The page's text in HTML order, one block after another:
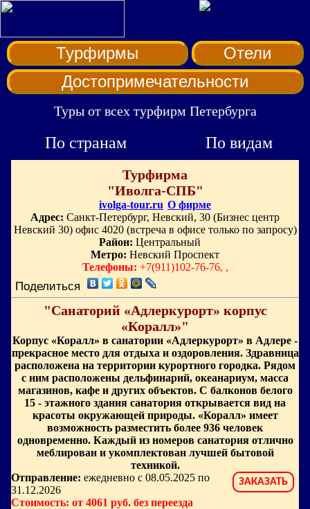
Турфирмы
Отели
Достопримечательности
Туры от всех турфирм Петербурга
По странам По видам
Турфирма
"Иволга-СПБ"
ivolga-tour.ru О фирме
Адрес: Санкт-Петербург, Невский, 30 (Бизнес центр
Невский 30) офис 4020 (встреча в офисе только по запросу)
Район: Центральный
Метро: Невский Проспект
Телефоны: +7(911)102-76-76, ,
Поделиться
"Санаторий «Адлеркурорт» корпус
«Коралл»"
Корпус «Коралл» в санатории «Адлеркурорт» в Адлере -
прекрасное место для отдыха и оздоровления. Здравница
расположена на территории курортного городка. Рядом
с ним расположены дельфинарий, океанариум, масса
магазинов, кафе и других объектов. С балконов белого
15 - этажного здания санатория открывается вид на
красоты окружающей природы. «Коралл» имеет
возможность разместить более 936 человек
одновременно. Каждый из номеров санатория отлично
меблирован и укомплектован лучшей бытовой
техникой.
ЗАКАЗАТЬ
Отправление: ежедневно с 08.05.2025 по
31.12.2026
Стоимость: от 4061 руб. без переезда